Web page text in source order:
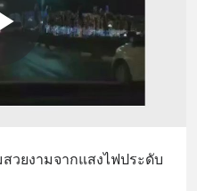
วยงามจากแสงไฟประดับ